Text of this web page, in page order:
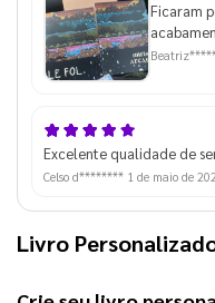
Ficaram
Excelente qualidade de
Celso d******** 1 de maio de
Livro